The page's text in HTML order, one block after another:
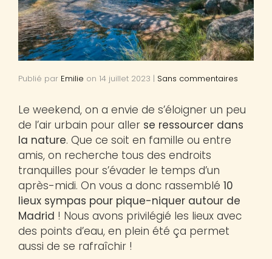
Publié par Emilie on 14 juillet 2023 | Sans commentaires
Le weekend, on a envie de s’éloigner un peu
de l’air urbain pour aller se ressourcer dans
la nature. Que ce soit en famille ou entre
amis, on recherche tous des endroits
tranquilles pour s’évader le temps d’un
après-midi. On vous a donc rassemblé 10
lieux sympas pour pique-niquer autour de
Madrid ! Nous avons privilégié les lieux avec
des points d’eau, en plein été ça permet
aussi de se rafraîchir !